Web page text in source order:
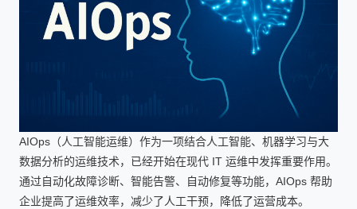
AIOps（人工智能运维）作为一项结合人工智能、机器学习与大
数据分析的运维技术，已经开始在现代 IT 运维中发挥重要作用。
通过自动化故障诊断、智能告警、自动修复等功能，AIOps 帮助
企业提高了运维效率，减少了人工干预，降低了运营成本。